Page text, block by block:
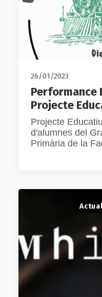
26/01/2023
Performance
Projecte
Projecte
d'alumnes del
Primària de la